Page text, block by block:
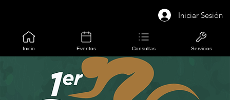
Iniciar Sesión
Inicio Eventos Consultas Servicios